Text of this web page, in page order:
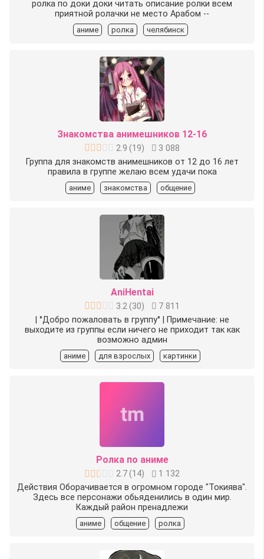
ролка по доки доки читать описание ролки всем
приятной ролачки не место Арабом --
аниме ролка челябинск
Знакомства анимешников 12-16
2.9 (19)
3 088
Группа для знакомств анимешников от 12 до 16 лет
правила в группе желаю всем удачи пока
аниме знакомства общение
AniHentai
3.2(30)
7 811
| °Добро пожаловать в группу° | Примечание: не
выходите из группы если ничего не приходит так как
возможно админ
аниме для взрослых картинки
Ролка по аниме
2.7(14)
1 132
Действия Оборачивается в огромном городе "Токиява".
Здесь все персонажи обьяденились в один мир.
Каждый район пренадлежи
аниме общение ролка